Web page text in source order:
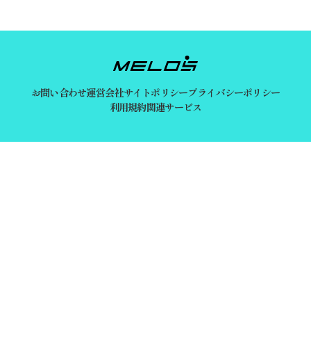
お問い合わせ運営会社サイトポリシープライバシーポリシー
利用規約関連サービス